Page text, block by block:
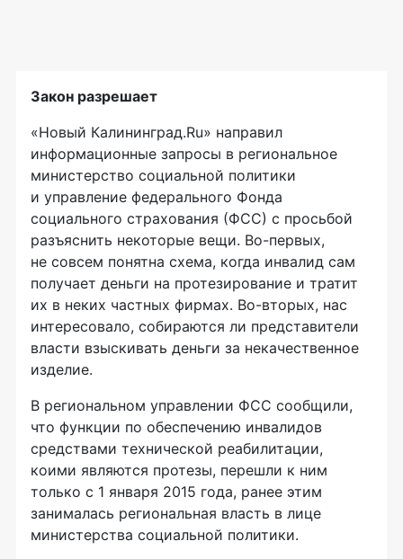
Закон разрешает
«Новый Калининград.Ru» направил
информационные запросы в региональное
министерство социальной политики
и управление федерального Фонда
социального страхования (ФСС) с просьбой
разъяснить некоторые вещи. Во-первых,
не совсем понятна схема, когда инвалид сам
получает деньги на протезирование и тратит
их в неких частных фирмах. Во-вторых, нас
интересовало, собираются ли представители
власти взыскивать деньги за некачественное
изделие.
В региональном управлении ФСС сообщили,
что функции по обеспечению инвалидов
средствами технической реабилитации,
коими являются протезы, перешли к ним
только с 1 января 2015 года, ранее этим
занималась региональная власть в лице
министерства социальной политики.